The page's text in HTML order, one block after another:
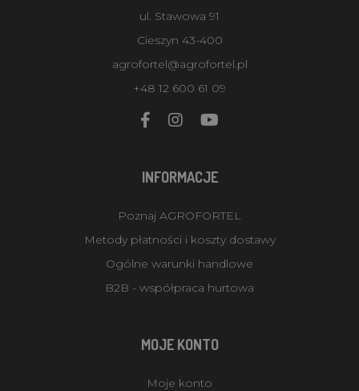
ul. Stawowa 91
Cieszyn 43-400
agrofortel@agrofortel.pl
+48 12 600 61 09
INFORMACJE
Poznaj AGROFORTEL
Metody płatności i koszty dostawy
Ogólne warunki handlowe
B2B - współpraca hurtowa
MOJE KONTO
Moje konto